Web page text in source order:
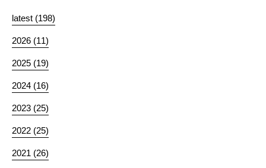
latest (198)
2026 (11)
2025 (19)
2024 (16)
2023 (25)
2022 (25)
2021 (26)